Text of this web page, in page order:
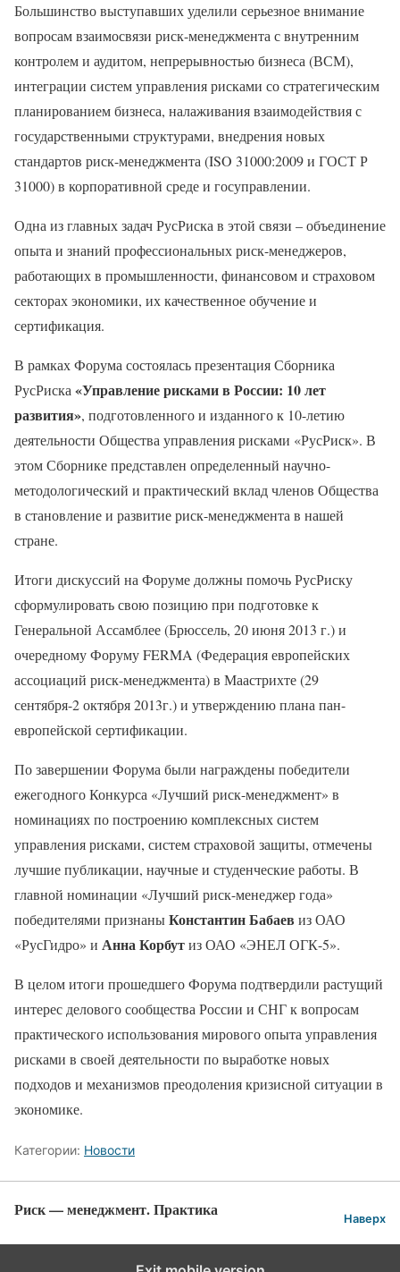
Большинство выступавших уделили серьезное внимание
вопросам взаимосвязи риск-менеджмента с внутренним
контролем и аудитом, непрерывностью бизнеса (ВСМ),
интеграции систем управления рисками со стратегическим
планированием бизнеса, налаживания взаимодействия с
государственными структурами, внедрения новых
стандартов риск-менеджмента (ISO 31000:2009 и ГОСТ Р
31000) в корпоративной среде и госуправлении.
Одна из главных задач РусРиска в этой связи – объединение
опыта и знаний профессиональных риск-менеджеров,
работающих в промышленности, финансовом и страховом
секторах экономики, их качественное обучение и
сертификация.
В рамках Форума состоялась презентация Сборника
РусРиска «Управление рисками в России: 10 лет
развития», подготовленного и изданного к 10-летию
деятельности Общества управления рисками «РусРиск». В
этом Сборнике представлен определенный научно-
методологический и практический вклад членов Общества
в становление и развитие риск-менеджмента в нашей
стране.
Итоги дискуссий на Форуме должны помочь РусРиску
сформулировать свою позицию при подготовке к
Генеральной Ассамблее (Брюссель, 20 июня 2013 г.) и
очередному Форуму FERMA (Федерация европейских
ассоциаций риск-менеджмента) в Маастрихте (29
сентября-2 октября 2013г.) и утверждению плана пан-
европейской сертификации.
По завершении Форума были награждены победители
ежегодного Конкурса «Лучший риск-менеджмент» в
номинациях по построению комплексных систем
управления рисками, систем страховой защиты, отмечены
лучшие публикации, научные и студенческие работы. В
главной номинации «Лучший риск-менеджер года»
победителями признаныКонстантин Бабаев из ОАО
«РусГидро» и Анна Корбутиз ОАО «ЭНЕЛ ОГК-5».
В целом итоги прошедшего Форума подтвердили растущий
интерес делового сообщества России и СНГ к вопросам
практического использования мирового опыта управления
рисками в своей деятельности по выработке новых
подходов и механизмов преодоления кризисной ситуации в
экономике.
Категории: Новости
Риск — менеджмент. Практика Наверх